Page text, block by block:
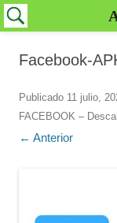
Facebook-
Publicado 11 julio,
FACEBOOK –
← Anterior